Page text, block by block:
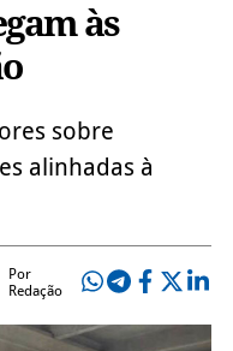
às
sobre
alinhadas à
Por
Redação